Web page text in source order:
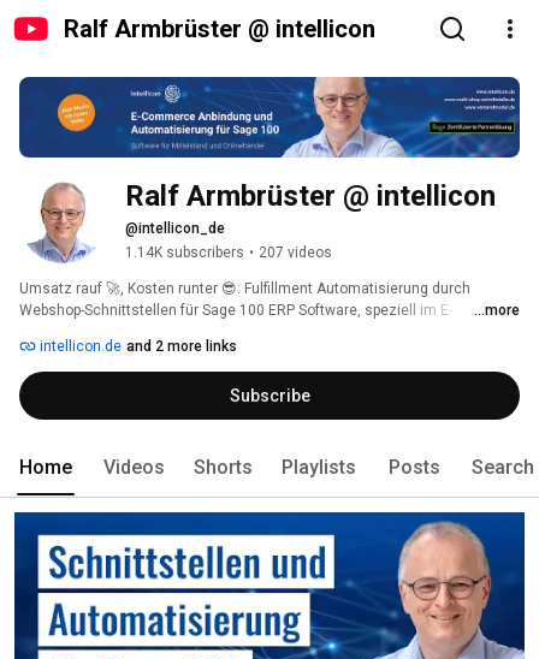
Ralf Armbrüster @ intellicon
Ralf Armbrüster @ intellicon
@intellicon_de
1.14K subscribers • 207 videos
Umsatz rauf 🚀, Kosten runter 😎: Fulfillment Automatisierung durch
Webshop-Schnittstellen für Sage 100 ERP Software, speziell im E-
...more
intellicon.de and 2 more links
Subscribe
Home Videos Shorts Playlists Posts Search